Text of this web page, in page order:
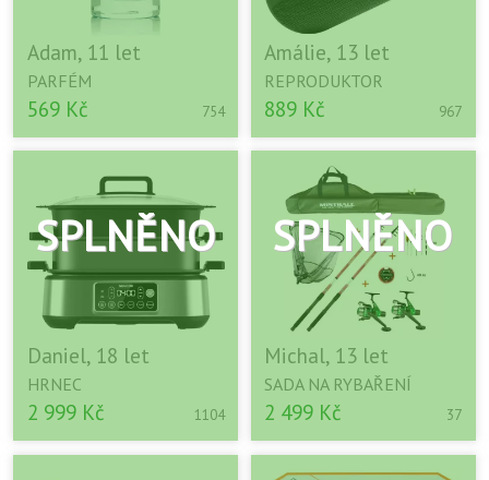
Adam, 11 let
PARFÉM
569 Kč 754
Amálie, 13 let
REPRODUKTOR
889 Kč 967
Daniel, 18 let
HRNEC
2 999 Kč 1104
Michal, 13 let
SADA NA RYBAŘENÍ
2 499 Kč 37